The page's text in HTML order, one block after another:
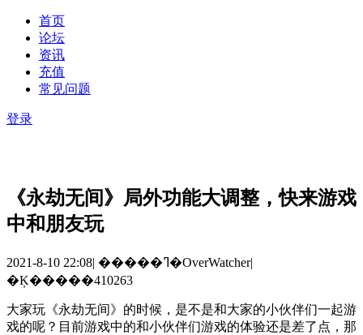
首页
论坛
资讯
充值
常见问题
登录
《永劫无间》局外功能大调整，快来游戏
中和朋友玩
2021-8-10 22:08| �����ߣ�OverWatcher|
�Ķ�����410263
大家玩《永劫无间》的时候，是不是和大家的小伙伴们一起游
戏的呢？目前游戏中的和小伙伴们游戏的体验还是差了点，那